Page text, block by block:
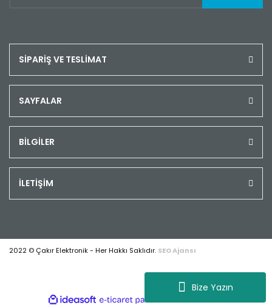
Bize Yazın
SİPARİŞ VE TESLİMAT
SAYFALAR
BİLGİLER
İLETİŞİM
2022 © Çakır Elektronik - Her Hakkı Saklıdır. SEO Ajansı
ideasoft